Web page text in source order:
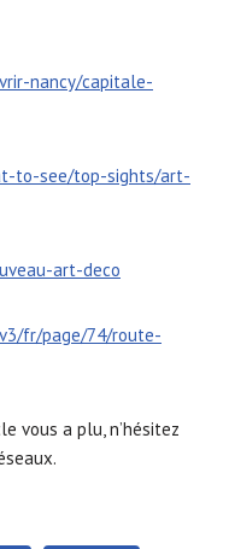
nancy/capitale-
to-see/top-sights/art-
art-deco
fr/page/74/route-
vous a plu, n’hésitez